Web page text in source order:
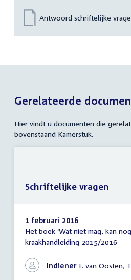
Antwoord schriftelijke
Gerelateerde
Hier vindt u documenten die
bovenstaand Kamerstuk.
Schriftelijke
vragen
1 februari 2016
Het boek ‘Wat niet mag, kan
kraakhandleiding 2015/2016
Indiener F. van Oosten,
Schriftelijke vragen